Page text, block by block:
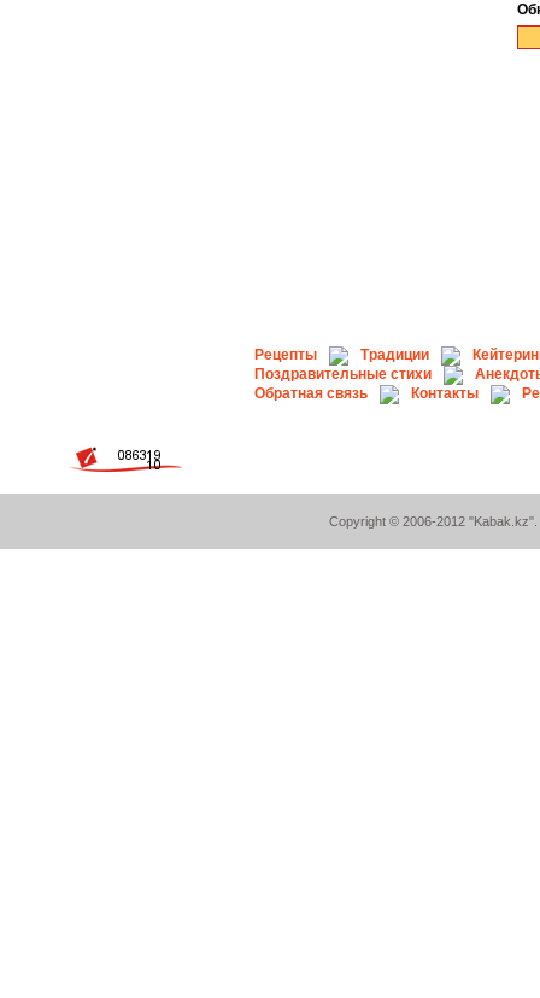
Рецепты Традиции
Поздравительные стихи
Обратная связь
Контакты
Copyright © 2006-2012 "Kabak.kz".